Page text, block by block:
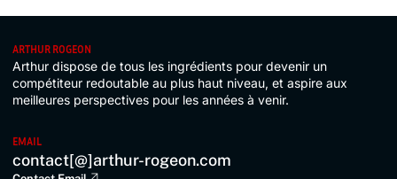
ARTHUR ROGEON
Arthur dispose de tous les ingrédients pour devenir un
compétiteur redoutable au plus haut niveau, et aspire aux
meilleures perspectives pour les années à venir.
EMAIL
contact[@]arthur-rogeon.com